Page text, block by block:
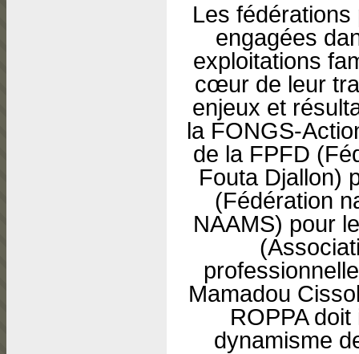
Les
engagées
exploitations
cœur de leur
enjeux et
la FONGS-
de la FPFD
Fouta Djallon)
(Fédération
NAAMS) pour
Mamadou
ROPPA
dynamisme